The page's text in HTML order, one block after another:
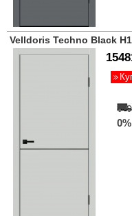
Velldoris Techno Black
0%